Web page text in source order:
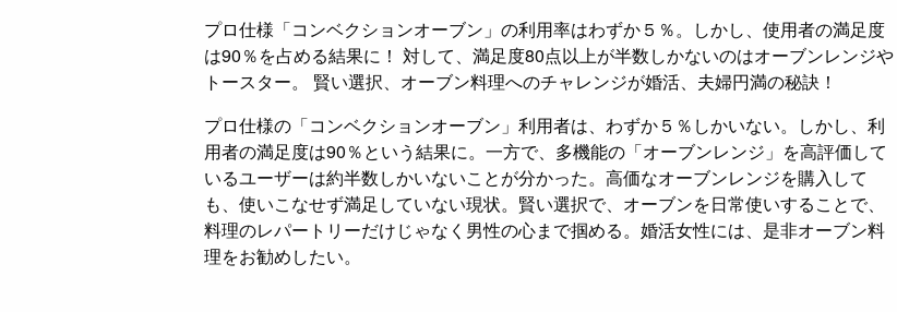
プロ仕様「コンベクションオーブン」の利用率はわずか５％。しかし、使用者の満足度
は90％を占める結果に！ 対して、満足度80点以上が半数しかないのはオーブンレンジや
トースター。 賢い選択、オーブン料理へのチャレンジが婚活、夫婦円満の秘訣！
プロ仕様の「コンベクションオーブン」利用者は、わずか５％しかいない。しかし、利
用者の満足度は90％という結果に。一方で、多機能の「オーブンレンジ」を高評価して
いるユーザーは約半数しかいないことが分かった。高価なオーブンレンジを購入して
も、使いこなせず満足していない現状。賢い選択で、オーブンを日常使いすることで、
料理のレパートリーだけじゃなく男性の心まで掴める。婚活女性には、是非オーブン料
理をお勧めしたい。